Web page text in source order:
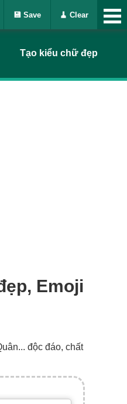
Tạo kiểu chữ đẹp
Emoji
độc đáo, chất
💾 Save 🧹 Clear